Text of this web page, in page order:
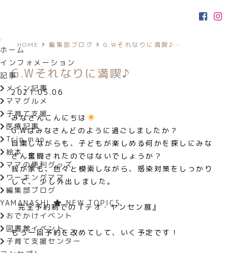
ホーム
インフォメーション
記事
メイン記事
ママグルメ
子育て支援
医療記事
Trip map
絵本
ママの便利グッズ
ワーキングママ
編集部ブログ
YAMANASHI
NEW TOPICS
おでかけイベント
図書館イベント
子育て支援センター
HOME 編集部ブログ G.Wそれなりに満喫♪…
G.Wそれなりに満喫♪
2021.05.06
みなさんこんにちは
G.Wはみなさんどのように過ごしましたか？
自粛しながらも、子どもが楽しめる何かを探しにみな
さん奮闘されたのではないでしょうか？
我が家も、色々と模索しながら、感染対策をしっかり
して、 少し外出しました。
完全予約制での『テオ・ヤンセン展』
もう一回予約を改めてして、いく予定です！